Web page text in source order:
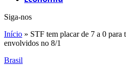
Siga-nos
Início » STF tem placar de 7 a 0 para
envolvidos no 8/1
Brasil